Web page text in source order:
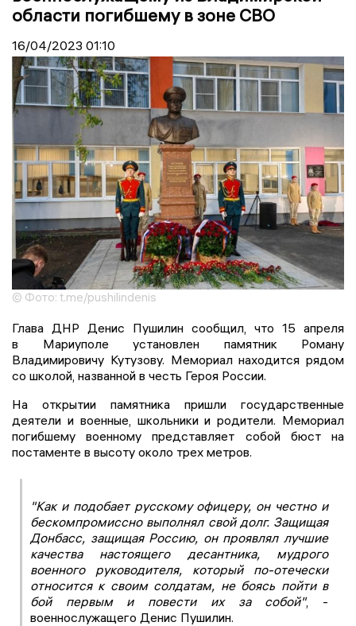
области погибшему в зоне СВО
16/04/2023 01:10
© Фото: t.me/pushilindenis
Глава ДНР Денис Пушилин сообщил, что 15 апреля
в Мариуполе установлен памятник Роману
Владимировичу Кутузову. Мемориал находится рядом
со школой, названной в честь Героя России.
На открытии памятника пришли государственные
деятели и военные, школьники и родители. Мемориал
погибшему военному представляет собой бюст на
постаменте в высоту около трех метров.
"Как и подобает русскому офицеру, он честно и
бескомпромиссно выполнял свой долг. Защищая
Донбасс, защищая Россию, он проявлял лучшие
качества настоящего десантника, мудрого
военного руководителя, который по-отечески
относится к своим солдатам, не боясь пойти в
бой первым и повести их за собой", -
военнослужащего Денис Пушилин.